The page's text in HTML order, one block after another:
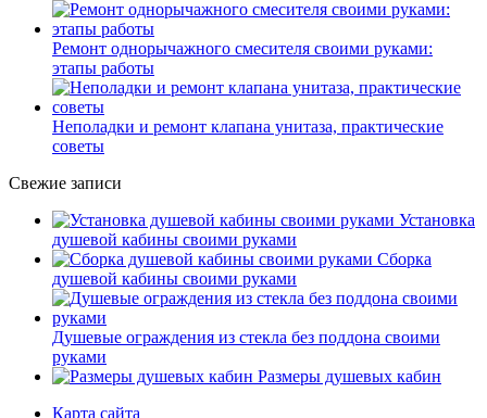
Ремонт однорычажного смесителя своими руками:
этапы работы
Неполадки и ремонт клапана унитаза, практические
советы
Свежие записи
Установка
душевой кабины своими руками
Сборка
душевой кабины своими руками
Душевые ограждения из стекла без поддона своими
руками
Размеры душевых кабин
Карта сайта